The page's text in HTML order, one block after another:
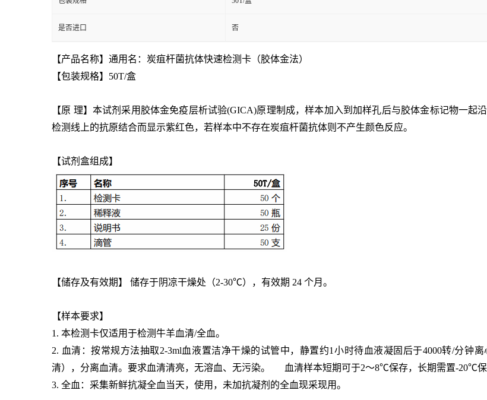
包装规格 50T/盒
是否进口 否
【包装规格】50T/盒
检测线上的抗原结合而显示紫红色，若样本中不存在炭疽杆菌抗体则不产生颜色反应。
【试剂盒组成】
【储存及有效期】 储存于阴凉干燥处（2-30℃），有效期 24 个月。
【样本要求】
1. 本检测卡仅适用于检测牛羊血清/全血。
2. 血清：按常规方法抽取2-3ml血液置洁净干燥的试管中，静置约1小时待